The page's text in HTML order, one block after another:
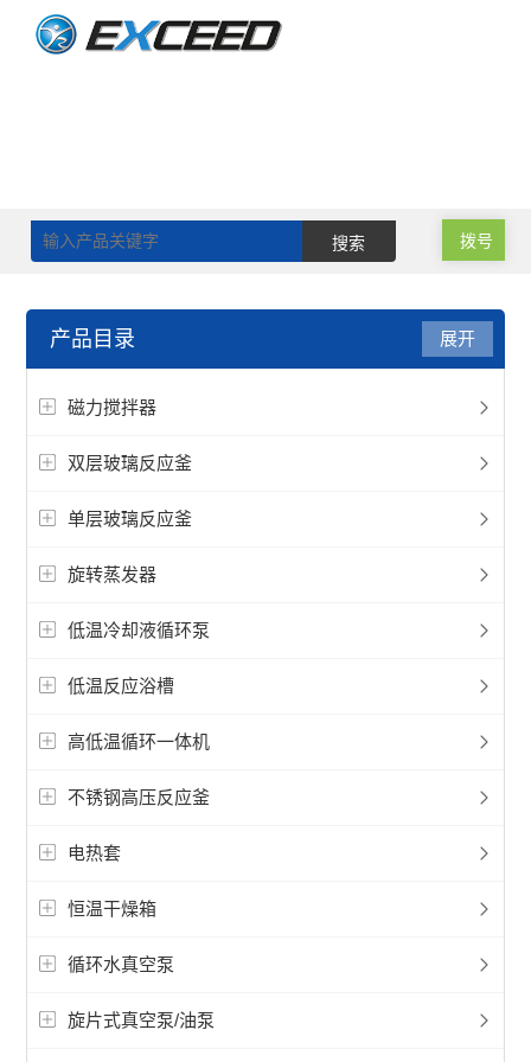
拨号
产品目录
磁力搅拌器
双层玻璃反应釜
单层玻璃反应釜
旋转蒸发器
低温冷却液循环泵
低温反应浴槽
高低温循环一体机
不锈钢高压反应釜
电热套
恒温干燥箱
循环水真空泵
旋片式真空泵/油泵
展开